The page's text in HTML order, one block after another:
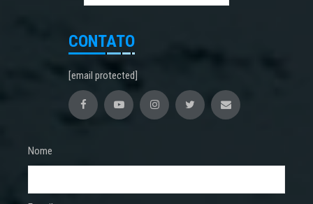
CONTATO
[email protected]
Nome